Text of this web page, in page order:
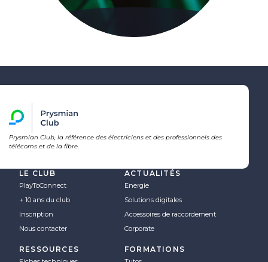
Prysmian Club, la référence des électriciens et des professionnels des
télécoms et de la fibre.
LE CLUB
PlayToConnect
+ 10 ans du club
Inscription
Nous contacter
ACTUALITÉS
Energie
Solutions digitales
Accessoires de raccordement
Corporate
RESSOURCES FORMATIONS